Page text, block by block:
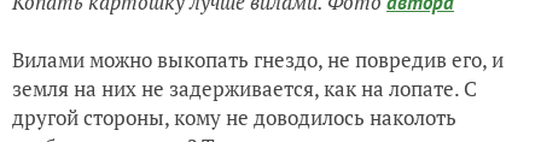
Вилами можно выкопать гнездо, не повредив его, и
земля на них не задерживается, как на лопате. С
другой стороны, кому не доводилось наколоть